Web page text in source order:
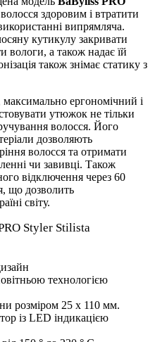
здоровим і втратити
випрямляча.
кутикулу закривати
вологи, а також надає їй
також знімає статику з
ергономічний і
утюжок не тільки
волосся. Його
дозволяють
волосся та отримати
чи завивці. Також
відключення через 60
що дозволить
світу.
Styler Stilista
технологією
розміром 25 x 110 мм.
із LED індикацією